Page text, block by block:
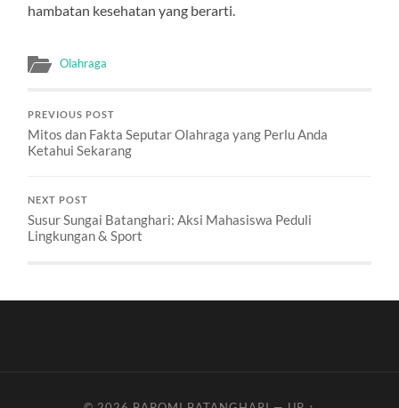
hambatan kesehatan yang berarti.
Olahraga
PREVIOUS POST
Mitos dan Fakta Seputar Olahraga yang Perlu Anda
Ketahui Sekarang
NEXT POST
Susur Sungai Batanghari: Aksi Mahasiswa Peduli
Lingkungan & Sport